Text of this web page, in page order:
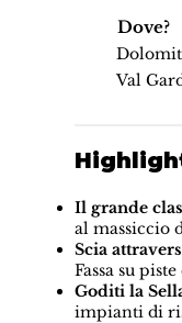
Dove?
Val
Il grande
al massiccio
Scia
Fassa su
Goditi la
impianti di